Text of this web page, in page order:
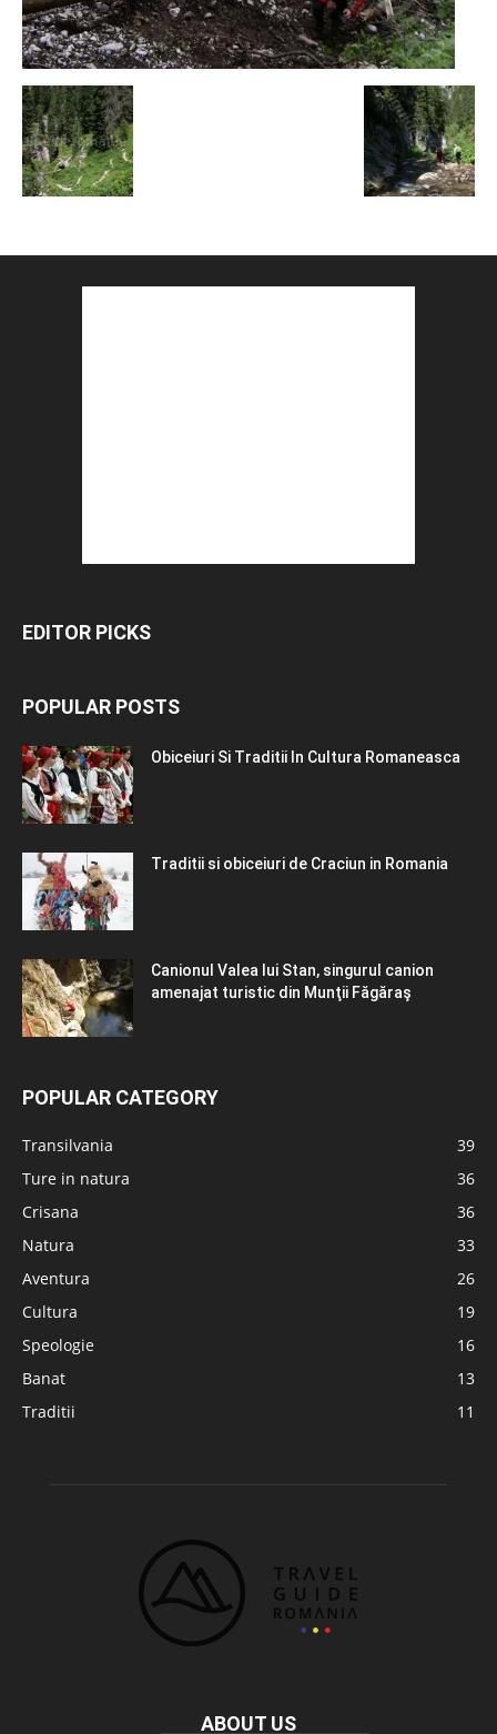
EDITOR PICKS
POPULAR POSTS
Obiceiuri Si Traditii In Cultura Romaneasca
Traditii si obiceiuri de Craciun in Romania
Canionul Valea lui Stan, singurul canion
amenajat turistic din Munţii Făgăraş
POPULAR CATEGORY
Transilvania
39
Ture in natura
36
Crisana
36
Natura
33
Aventura
26
Cultura
19
Speologie
16
Banat
13
Traditii
11
ABOUT US